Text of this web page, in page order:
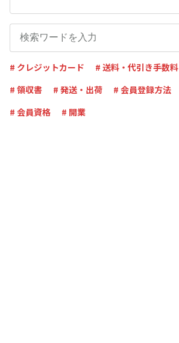
# クレジットカード # 送料・代引き手数料
# 領収書
# 発送・出荷 # 会員登録方法
# 会員資格
# 開業